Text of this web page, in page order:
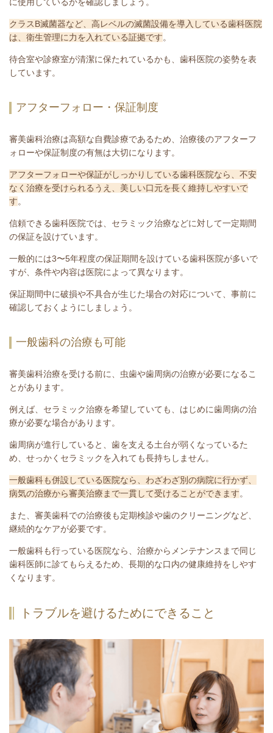
クラスB滅菌器など、高レベルの滅菌設備を導入している歯科医院
は、衛生管理に力を入れている証拠です。
待合室や診療室が清潔に保たれているかも、歯科医院の姿勢を表
しています。
アフターフォロー・保証制度
審美歯科治療は高額な自費診療であるため、治療後のアフターフ
ォローや保証制度の有無は大切になります。
アフターフォローや保証がしっかりしている歯科医院なら、不安
なく治療を受けられるうえ、美しい口元を長く維持しやすいで
す。
信頼できる歯科医院では、セラミック治療などに対して一定期間
の保証を設けています。
一般的には3〜5年程度の保証期間を設けている歯科医院が多いで
すが、条件や内容は医院によって異なります。
保証期間中に破損や不具合が生じた場合の対応について、事前に
確認しておくようにしましょう。
一般歯科の治療も可能
審美歯科治療を受ける前に、虫歯や歯周病の治療が必要になるこ
とがあります。
例えば、セラミック治療を希望していても、はじめに歯周病の治
療が必要な場合があります。
歯周病が進行していると、歯を支える土台が弱くなっているた
め、せっかくセラミックを入れても長持ちしません。
一般歯科も併設している医院なら、わざわざ別の病院に行かず、
病気の治療から審美治療まで一貫して受けることができます。
また、審美歯科での治療後も定期検診や歯のクリーニングなど、
継続的なケアが必要です。
一般歯科も行っている医院なら、治療からメンテナンスまで同じ
歯科医師に診てもらえるため、長期的な口内の健康維持をしやす
くなります。
トラブルを避けるためにできること